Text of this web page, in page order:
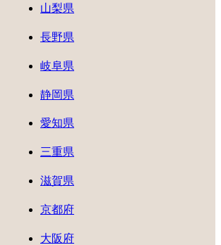
山梨県
長野県
岐阜県
静岡県
愛知県
三重県
滋賀県
京都府
大阪府